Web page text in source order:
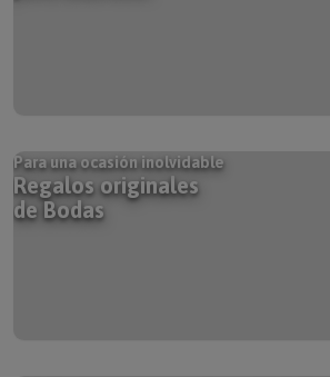
Para una ocasión inolvidable
Regalos originales
de Bodas